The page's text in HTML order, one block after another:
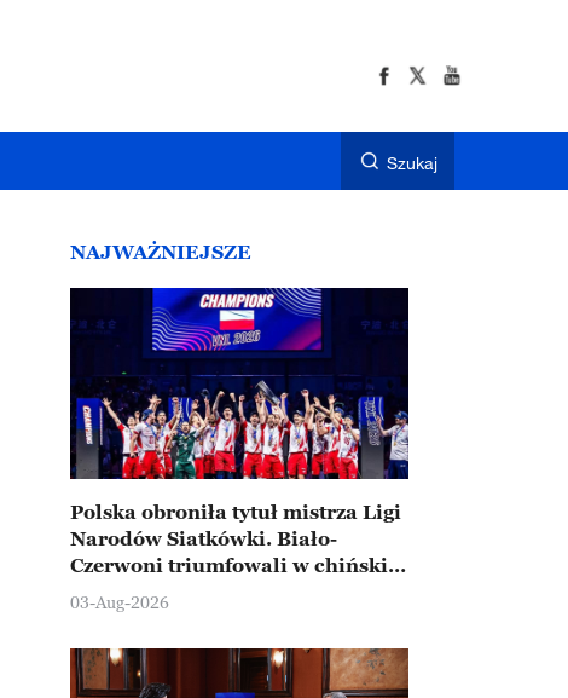
Szukaj
NAJWAŻNIEJSZE
Polska obroniła tytuł mistrza Ligi
Narodów Siatkówki. Biało-
Czerwoni triumfowali w chińskim
Ningbo
03-Aug-2026